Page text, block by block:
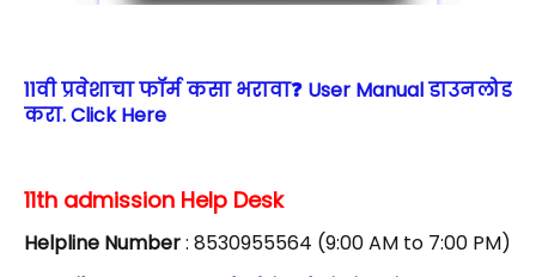
11वी प्रवेशाचा फॉर्म कसा भरावा❓ User Manual डाउनलोड
करा. Click Here
11th admission Help Desk
Helpline Number: 8530955564 (9:00 AM to 7:00 PM)